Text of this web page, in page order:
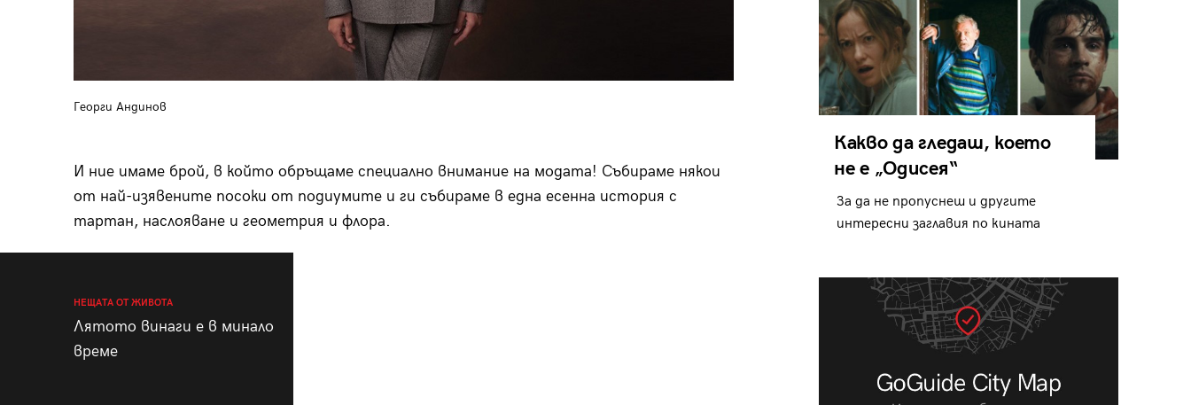
Георги Андинов
И ние имаме брой, в който обръщаме специално внимание на модата! Събираме някои
от най-изявените посоки от подиумите и ги събираме в една есенна история с
тартан, наслояване и геометрия и флора.
НЕЩАТА ОТ ЖИВОТА
Лятото винаги е в минало
време
Какво да гледаш, което
не е „Одисея“
За да не пропуснеш и другите
интересни заглавия по кината